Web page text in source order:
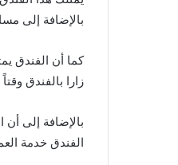
بالإضافة إلى
كما أن الفندق
زارا بالفندق
بالإضافة إلى
الفندق خدمة